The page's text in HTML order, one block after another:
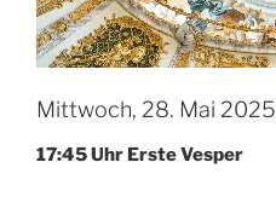
Mittwoch, 28. Mai 2025
17:45 Uhr Ers­te Vesper